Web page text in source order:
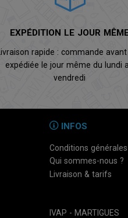
EXPÉDITION LE JOUR
Livraison rapide : commande
expédiée le jour même du lundi
vendredi
INFOS
Conditions
Qui sommes-nous ?
Livraison & tarifs
IVAP - MARTIGUES